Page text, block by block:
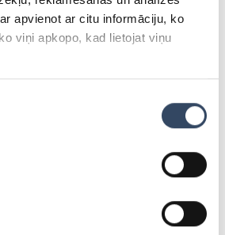
apvienot ar citu informāciju, ko
viņi apkopo, kad lietojat viņu
spēsiet maksimāli izbaudīt
un saldētavas. Liebherr piederumi
ierīču modeļiem. Izmantojot
pudelēm - viļņotais plaukts ir
nodrošina efektīvu risinājumu pudeļu
· Saldētavas enerģijas
aukstuma akumulators - šis
iespējams aizpildīt